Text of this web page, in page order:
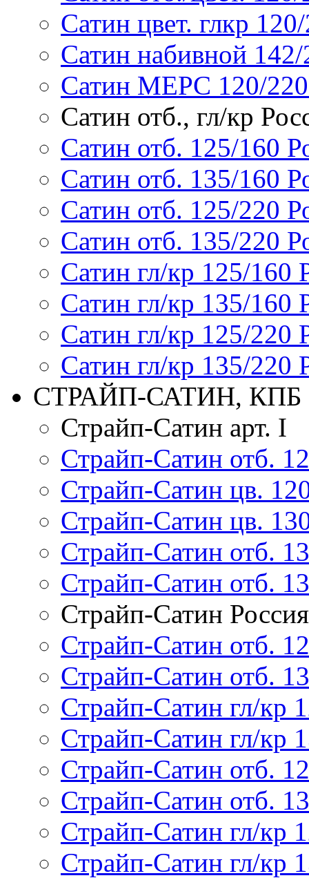
Сатин цвет. глкр
Сатин набивной
Сатин МЕРС 120/
Сатин отб., гл/кр
Сатин отб. 125/160
Сатин отб. 135/160
Сатин отб. 125/220
Сатин отб. 135/220
Сатин гл/кр 125/160
Сатин гл/кр 135/160
Сатин гл/кр 125/220
Сатин гл/кр 135/220
СТРАЙП-САТИН, КПБ
Страйп-Сатин арт. I
Страйп-Сатин отб.
Страйп-Сатин цв.
Страйп-Сатин цв.
Страйп-Сатин отб.
Страйп-Сатин отб.
Страйп-Сатин Россия
Страйп-Сатин отб.
Страйп-Сатин отб.
Страйп-Сатин гл/кр
Страйп-Сатин гл/кр
Страйп-Сатин отб.
Страйп-Сатин отб.
Страйп-Сатин гл/кр
Страйп-Сатин гл/кр